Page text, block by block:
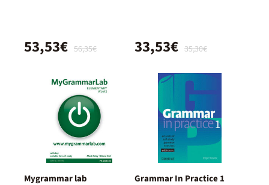
56,35€
53,53€ 35,30€
33,53€
Mygrammar lab
Grammar In Practice 1